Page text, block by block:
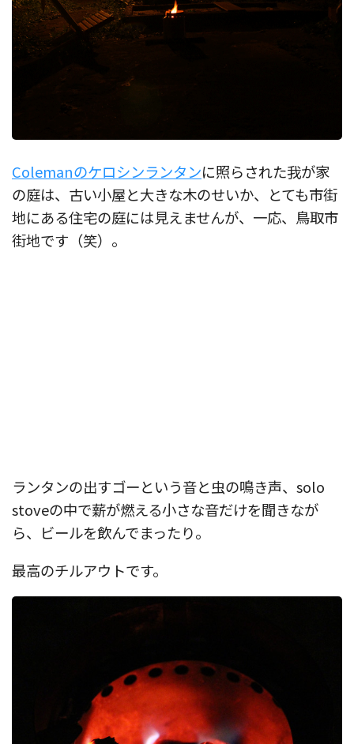
Colemanのケロシンランタンに照らされた我が家
の庭は、古い小屋と大きな木のせいか、とても市街
地にある住宅の庭には見えませんが、一応、鳥取市
街地です（笑）。
ランタンの出すゴーという音と虫の鳴き声、solo
stoveの中で薪が燃える小さな音だけを聞きなが
ら、ビールを飲んでまったり。
最高のチルアウトです。